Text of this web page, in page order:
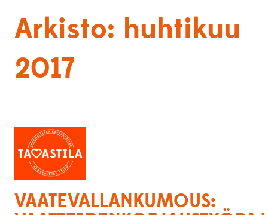
Arkisto: huhtikuu
2017
VAATEVALLANKUMOUS: